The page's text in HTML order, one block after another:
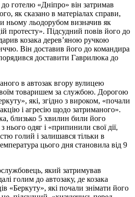
готелю «Дніпро» він затримав
як сказано в матеріалах справи,
ньому льодорубом визначив як
протесту». Підсудний повів його до
козака дерев’яною ручкою
Він доставив його до командира
доставити Гаврилюка до
в автозак вгору вулицею
товаришем за службою. Дорогою
які, згідно з вироком, «почали
і агресію щодо затриманого».
близько 5 хвилин били його
одяг і «припинили свої дії,
голий і залишався тільки в
цього дня становила від 9
який затримував
голим до автозаку, де козака
«Беркуту», які почали знімати його